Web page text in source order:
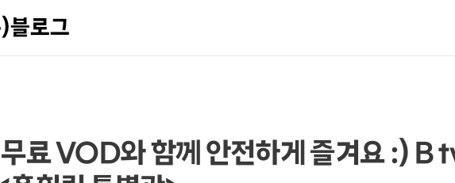
블로그
료 VOD와 함께 안전하게 즐겨요 :) B